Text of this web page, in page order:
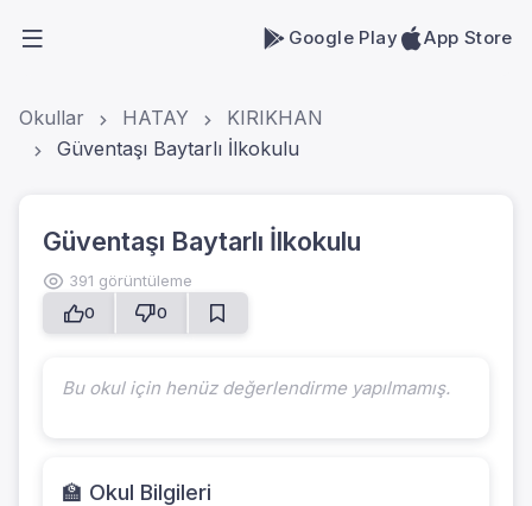
Google Play App Store
Okullar HATAY
KIRIKHAN
Güventaşı Baytarlı İlkokulu
Güventaşı Baytarlı İlkokulu
391 görüntüleme
0
0
Bu okul için henüz değerlendirme yapılmamış.
🏫 Okul Bilgileri